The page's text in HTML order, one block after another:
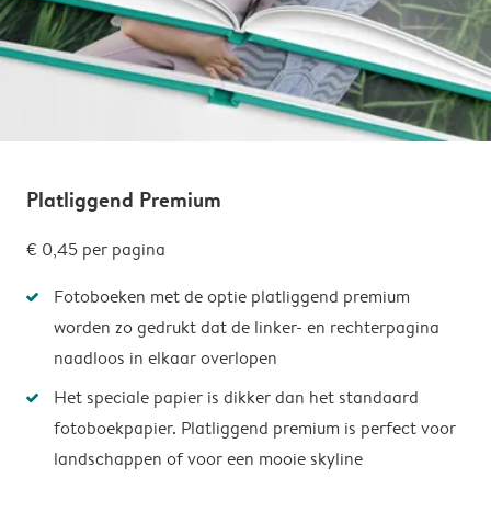
Platliggend Premium
€ 0,45 per pagina
Fotoboeken met de optie platliggend premium
worden zo gedrukt dat de linker- en rechterpagina
naadloos in elkaar overlopen
Het speciale papier is dikker dan het standaard
fotoboekpapier. Platliggend premium is perfect voor
landschappen of voor een mooie skyline